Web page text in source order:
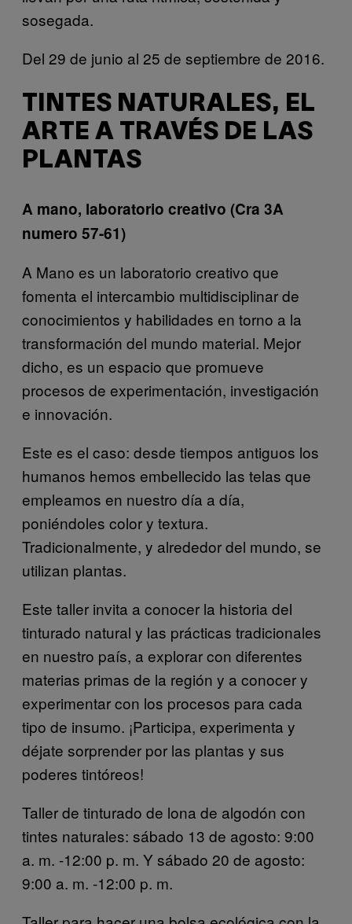
sosegada.
Del 29 de junio al 25 de septiembre de 2016.
TINTES NATURALES, EL
ARTE A TRAVÉS DE LAS
PLANTAS
A mano, laboratorio creativo (Cra 3A
numero 57-61)
A Mano es un laboratorio creativo que
fomenta el intercambio multidisciplinar de
conocimientos y habilidades en torno a la
transformación del mundo material. Mejor
dicho, es un espacio que promueve
procesos de experimentación, investigación
e innovación.
Este es el caso: desde tiempos antiguos los
humanos hemos embellecido las telas que
empleamos en nuestro día a día,
poniéndoles color y textura.
Tradicionalmente, y alrededor del mundo, se
utilizan plantas.
Este taller invita a conocer la historia del
tinturado natural y las prácticas tradicionales
en nuestro país, a explorar con diferentes
materias primas de la región y a conocer y
experimentar con los procesos para cada
tipo de insumo. ¡Participa, experimenta y
déjate sorprender por las plantas y sus
poderes tintóreos!
Taller de tinturado de lona de algodón con
tintes naturales: sábado 13 de agosto: 9:00
a. m. -12:00 p. m. Y sábado 20 de agosto:
9:00 a. m. -12:00 p. m.